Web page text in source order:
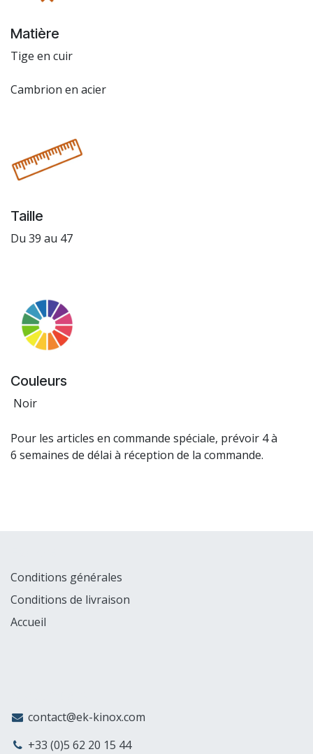
Matière
Tige en cuir
Cambrion en acier
Taille
Du 39 au 47
Couleurs
Noir
Pour les articles en commande spéciale, prévoir 4 à
6 semaines de délai à réception de la commande.
Conditions générales
Conditions de livraison
Accueil
contact@ek-kinox.com
+33 (0)5 62 20 15 44